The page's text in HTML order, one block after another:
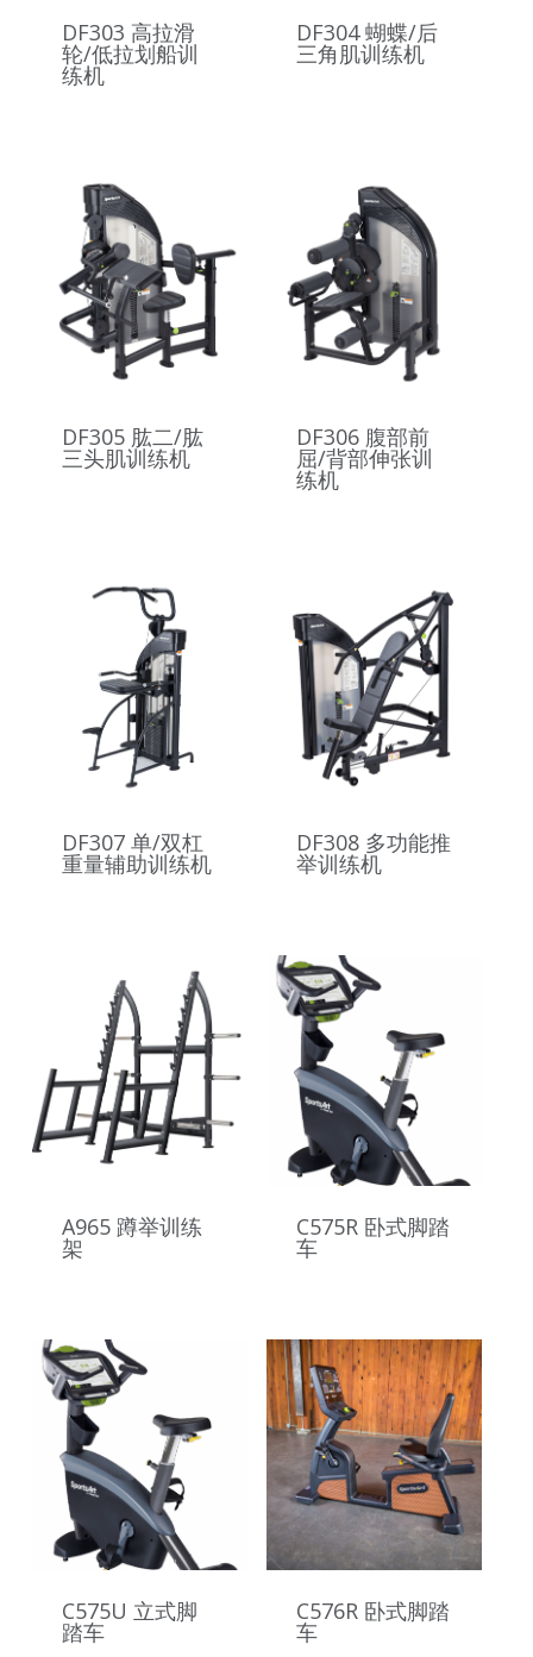
DF303 高拉滑
轮/低拉划船训
练机
DF304 蝴蝶/后
三角肌训练机
DF305 肱二/肱
三头肌训练机
DF306 腹部前
屈/背部伸张训
练机
DF307 单/双杠
重量辅助训练机
DF308 多功能推
举训练机
A965 蹲举训练
架
C575R 卧式脚踏
车
C575U 立式脚
踏车
C576R 卧式脚踏
车